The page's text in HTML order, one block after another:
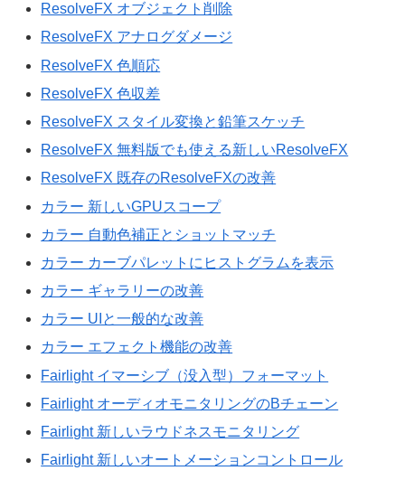
ResolveFX オブジェクト削除
ResolveFX アナログダメージ
ResolveFX 色順応
ResolveFX 色収差
ResolveFX スタイル変換と鉛筆スケッチ
ResolveFX 無料版でも使える新しいResolveFX
ResolveFX 既存のResolveFXの改善
カラー 新しいGPUスコープ
カラー 自動色補正とショットマッチ
カラー カーブパレットにヒストグラムを表示
カラー ギャラリーの改善
カラー UIと一般的な改善
カラー エフェクト機能の改善
Fairlight イマーシブ（没入型）フォーマット
Fairlight オーディオモニタリングのBチェーン
Fairlight 新しいラウドネスモニタリング
Fairlight 新しいオートメーションコントロール